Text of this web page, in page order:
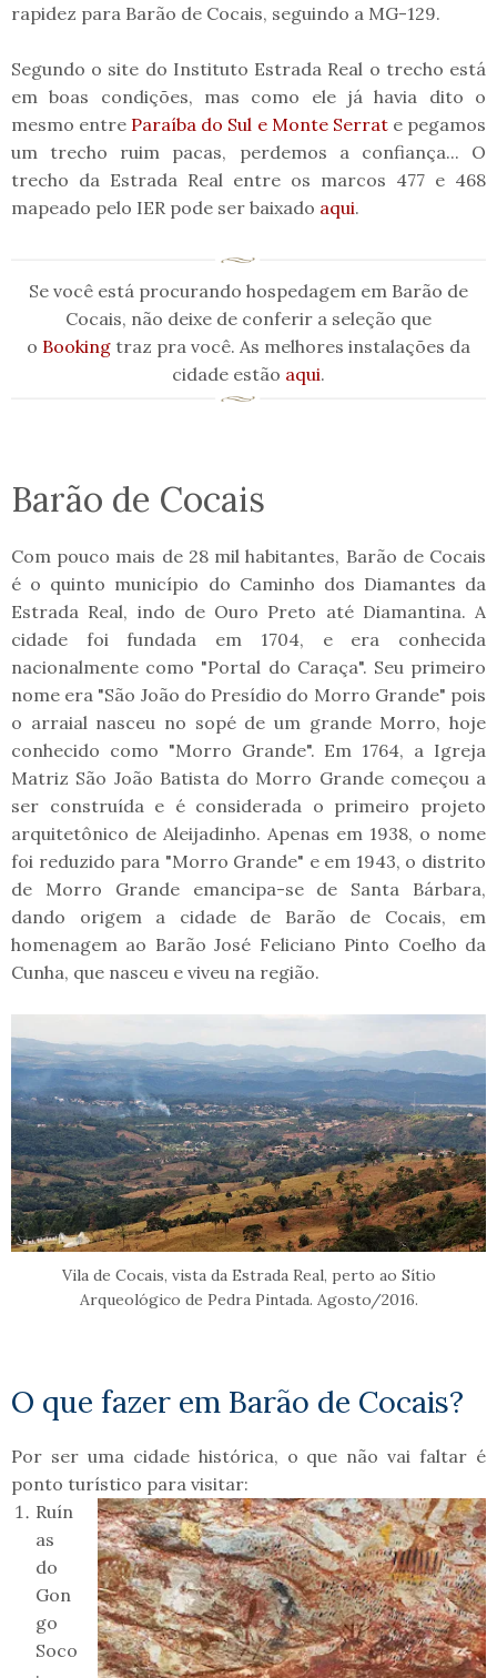
rapidez para Barão de Cocais, seguindo a MG-129.
Segundo o site do Instituto Estrada Real o trecho está
em boas condições, mas como ele já havia dito o
mesmo entre Paraíba do Sul e Monte Serrate pegamos
um trecho ruim pacas, perdemos a confiança... O
trecho da Estrada Real entre os marcos 477 e 468
mapeado pelo IER pode ser baixado aqui.
Se você está procurando hospedagem em Barão de
Cocais, não deixe de conferir a seleção que
o Booking traz pra você. As melhores instalações da
cidade estão aqui.
Barão de Cocais
Com pouco mais de 28 mil habitantes, Barão de Cocais
é o quinto município do Caminho dos Diamantes da
Estrada Real, indo de Ouro Preto até Diamantina. A
cidade foi fundada em 1704, e era conhecida
nacionalmente como "Portal do Caraça". Seu primeiro
nome era "São João do Presídio do Morro Grande" pois
o arraial nasceu no sopé de um grande Morro, hoje
conhecido como "Morro Grande". Em 1764, a Igreja
Matriz São João Batista do Morro Grande começou a
ser construída e é considerada o primeiro projeto
arquitetônico de Aleijadinho. Apenas em 1938, o nome
foi reduzido para "Morro Grande" e em 1943, o distrito
de Morro Grande emancipa-se de Santa Bárbara,
dando origem a cidade de Barão de Cocais, em
homenagem ao Barão José Feliciano Pinto Coelho da
Cunha, que nasceu e viveu na região.
Vila de Cocais, vista da Estrada Real, perto ao Sítio
Arqueológico de Pedra Pintada. Agosto/2016.
O que fazer em Barão de Cocais?
Por ser uma cidade histórica, o que não vai faltar é
ponto turístico para visitar:
Ruín
as
do
Gon
go
Soco